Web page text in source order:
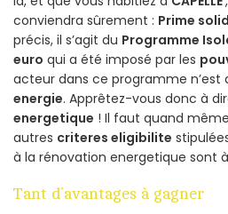
conviendra sûrement : Prime
précis, il s’agit du Programme
euro qui a été imposé par les
acteur dans ce programme n’est
energie. Apprêtez-vous donc à
energetique ! Il faut quand
autres criteres eligibilite
à la rénovation energetique sont
Tant d’avantages à gagner